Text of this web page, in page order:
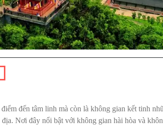
đến tâm linh mà còn là không gian kết tinh
Nơi đây nổi bật với không gian hài hòa và